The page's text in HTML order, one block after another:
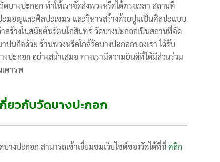
างปะกอก ทำให้เราจัดส่งพวงหรีดได้ตรงเวลา สถานที่
มอญและศิลปะเขมร และวิหารสร้างด้วยปูนเป็นศิลปะแบบ
สร้างในสมัยต้นรัตนโกสินทร์ วัดบางปะกอกเป็นสถานที่จัด
นกิจด้วย ร้านพวงหรีดใกล้วัดบางปะกอกของเรา ได้รับ
ปะกอก อย่างสม่ำเสมอ ทางเรามีความยินดีที่ได้มีส่วนร่วม
คารพ
ยวกับวัดบางปะกอก
งปะกอก สามารถเข้าเยี่ยมชมเว็บไซต์ของวัดได้ที่นี่คลิก